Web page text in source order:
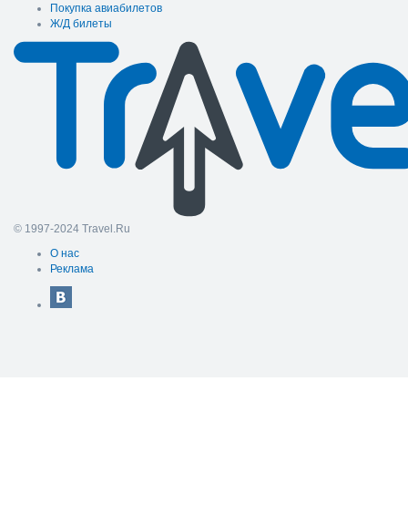
Покупка авиабилетов
Ж/Д билеты
© 1997-2024 Travel.Ru
О нас
Реклама